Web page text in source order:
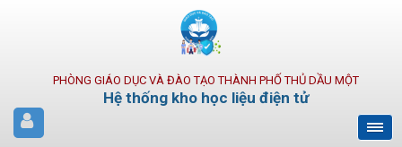
PHÒNG GIÁO DỤC VÀ ĐÀO TẠO THÀNH PHỐ THỦ DẦU MỘT
Hệ thống kho học liệu điện tử